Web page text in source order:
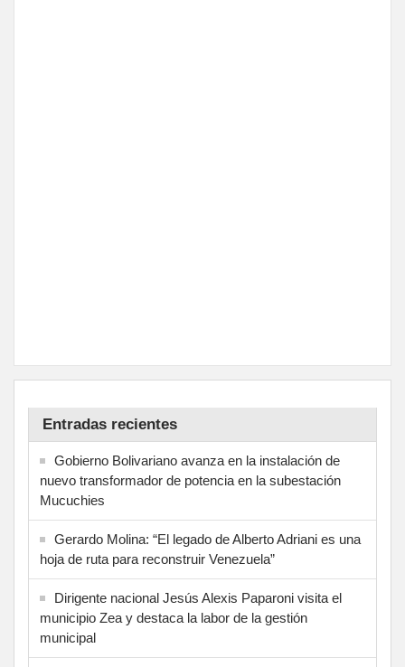
Entradas recientes
Gobierno Bolivariano avanza en la instalación de
nuevo transformador de potencia en la subestación
Mucuchies
Gerardo Molina: “El legado de Alberto Adriani es una
hoja de ruta para reconstruir Venezuela”
Dirigente nacional Jesús Alexis Paparoni visita el
municipio Zea y destaca la labor de la gestión
municipal